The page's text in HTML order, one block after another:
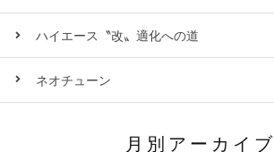
ハイエース〝改〟適化への道
ネオチューン
月別アーカイブ